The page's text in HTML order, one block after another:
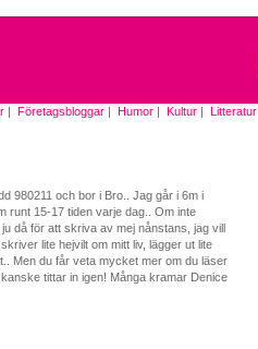
| Företagsbloggar | Humor | Kultur | Litteratur
980211 och bor i Bro.. Jag går i 6m i
runt 15-17 tiden varje dag.. Om inte
då för att skriva av mej nånstans, jag vill
lite hejvilt om mitt liv, lägger ut lite
Men du får veta mycket mer om du läser
tittar in igen! Många kramar Denice